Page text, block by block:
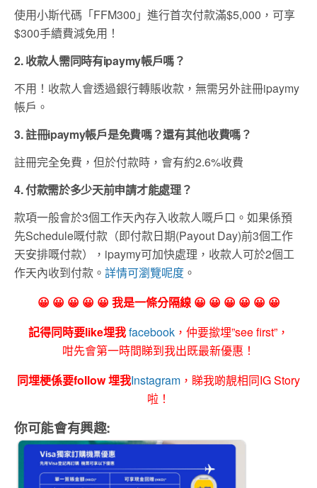
使用小斯代碼「FFM300」進行首次付款滿$5,000，可享
$300手續費減免用！
2. 收款人需同時有ipaymy帳戶嗎？
不用！收款人會透過銀行轉賬收款，無需另外註冊ipaymy
帳戶。
3. 註冊ipaymy帳戶是免費嗎？還有其他收費嗎？
註冊完全免費，但於付款時，會有約2.6%收費
4. 付款需於多少天前申請才能處理？
款項一般會於3個工作天內存入收款人嘅戶口。如果係預
先Schedule嘅付款（即付款日期(Payout Day)前3個工作
天安排嘅付款），ipaymy可加快處理，收款人可於2個工
作天內收到付款。 詳情可瀏覽呢度 。
😀 😀 😀 😀 😀 我是一條分隔線 😀 😀 😀 😀 😀 😀
記得同時要like埋我facebook ，仲要撳埋”see first”，
咁先會第一時間睇到我出既最新優惠！
同埋梗係要follow 埋我Instagram ，睇我啲靚相同IG Story
啦！
你可能會有興趣: